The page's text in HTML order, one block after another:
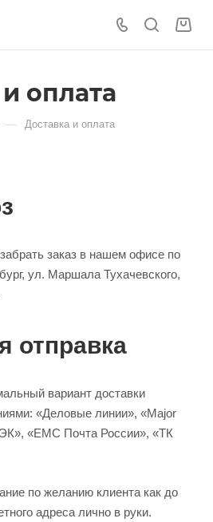
оплата
— Доставка и оплата
заказ в нашем офисе по
ул. Маршала Тухачевского,
отправка
вариант доставки
«Деловые линии», «Major
«ЕМС Почта России», «ТК
по желанию клиента как до
адреса лично в руки.